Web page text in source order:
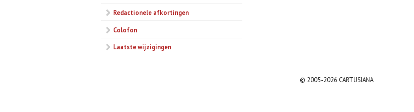
Redactionele afkortingen
Colofon
Laatste wijzigingen
© 2005-2026 CARTUSIANA